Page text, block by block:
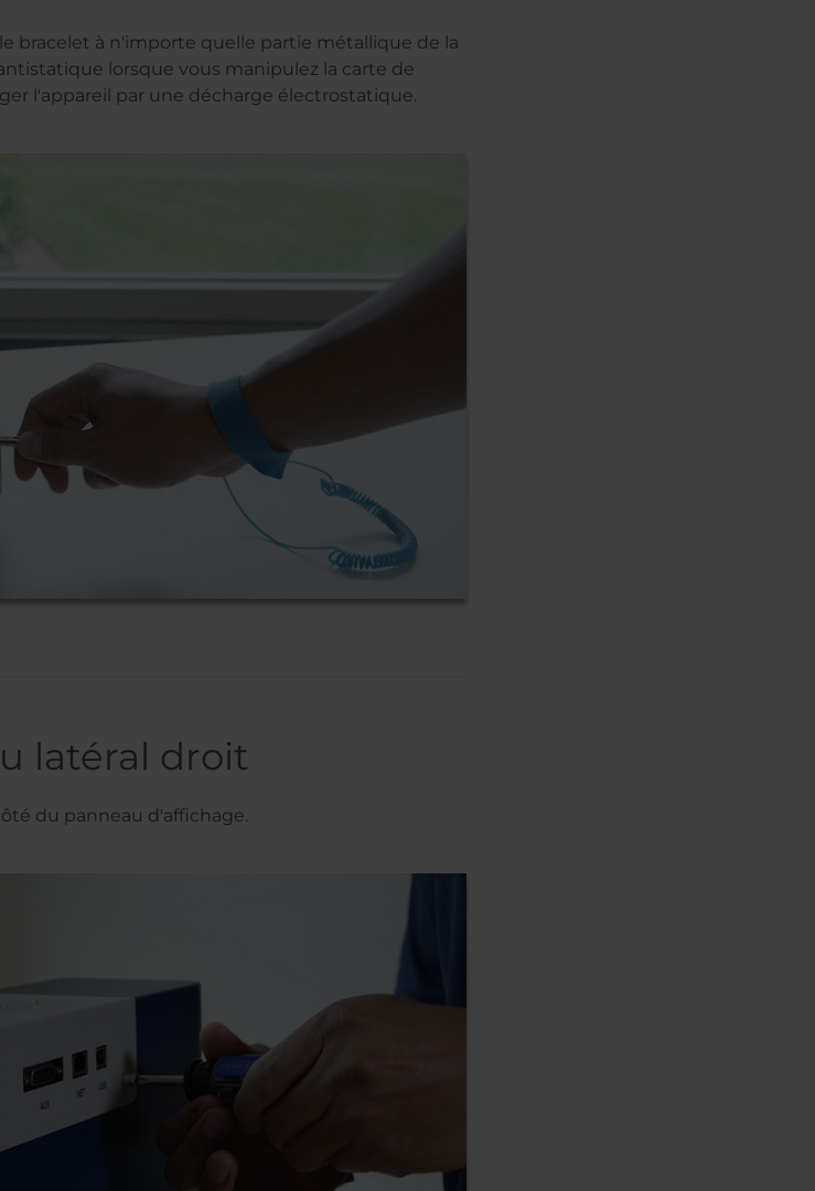
bracelet à n'importe quelle partie métallique de la
lorsque vous manipulez la carte de
l'appareil par une décharge électrostatique.
latéral droit
du panneau d'affichage.